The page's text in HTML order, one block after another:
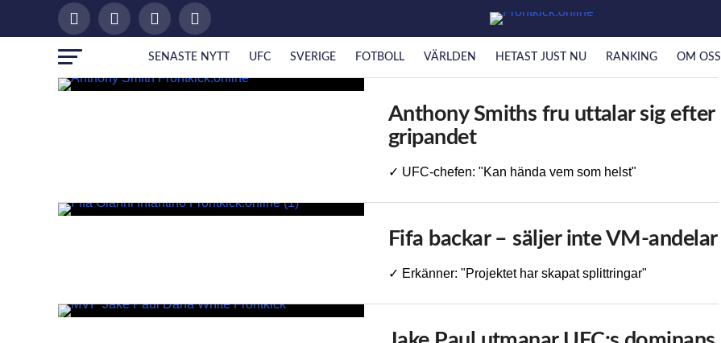
SENASTE NYTT UFC SVERIGE FOTBOLL VÄRLDEN HETAST JUST NU RANKING OM OSS
Anthony Smiths fru uttalar sig efter
gripandet
✓ UFC-chefen: "Kan hända vem som helst"
Fifa backar – säljer inte VM-andelar
✓ Erkänner: "Projektet har skapat splittringar"